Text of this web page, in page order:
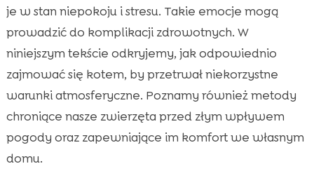

Jak rozpoznawać stres u kota podczas
wietrznej pogody
Sposoby na uspokojenie kota w wietrzne dni
Bezpieczne miejsce w domu dla kota
 Kot w wietrzną pogodę – jak zadbać o jego
dietę
CricksyCat – idealna karma dla kota
Purrfect Life – idealny żwirek dla kota
je w stan niepokoju i stresu. Takie emocje mogą
prowadzić do komplikacji zdrowotnych. W
niniejszym tekście odkryjemy, jak odpowiednio
zajmować się kotem, by przetrwał niekorzystne
warunki atmosferyczne. Poznamy również metody
chroniące nasze zwierzęta przed złym wpływem
pogody oraz zapewniające im komfort we własnym
domu.